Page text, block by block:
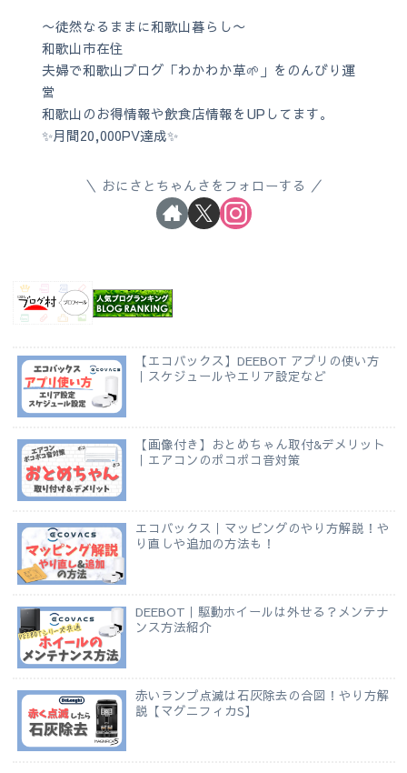
〜徒然なるままに和歌山暮らし〜
和歌山市在住
夫婦で和歌山ブログ「わかわか草🌱」をのんびり運
営
和歌山のお得情報や飲食店情報をUPしてます。
✨月間20,000PV達成✨
おにさとちゃんさをフォローする
【エコバックス】DEEBOT アプリの使い方
｜スケジュールやエリア設定など
【画像付き】おとめちゃん取付&デメリット
｜エアコンのポコポコ音対策
エコバックス｜マッピングのやり方解説！や
り直しや追加の方法も！
DEEBOT｜駆動ホイールは外せる？メンテナ
ンス方法紹介
赤いランプ点滅は石灰除去の合図！やり方解
説【マグニフィカS】